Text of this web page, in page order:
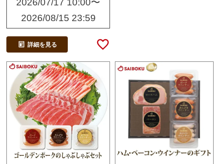
2026/07/17 10:00〜
2026/08/15 23:59
詳細を見る